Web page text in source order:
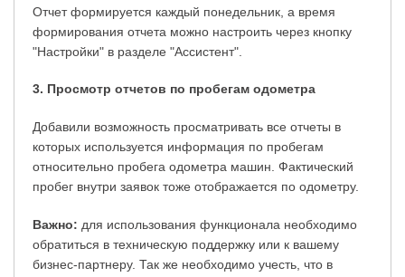
Отчет формируется каждый понедельник, а время
формирования отчета можно настроить через кнопку
"Настройки" в разделе "Ассистент".
3. Просмотр отчетов по пробегам одометра
Добавили возможность просматривать все отчеты в
которых используется информация по пробегам
относительно пробега одометра машин. Фактический
пробег внутри заявок тоже отображается по одометру.
Важно: для использования функционала необходимо
обратиться в техническую поддержку или к вашему
бизнес-партнеру. Так же необходимо учесть, что в